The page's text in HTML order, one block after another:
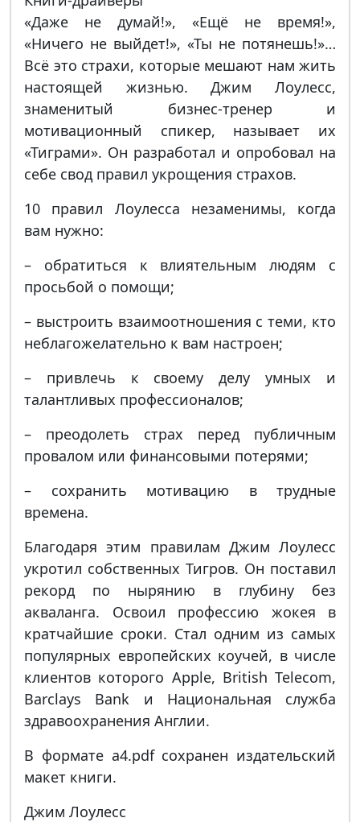
«Даже не думай!», «Ещё не время!»,
«Ничего не выйдет!», «Ты не потянешь!»…
Всё это страхи, которые мешают нам жить
настоящей жизнью. Джим Лоулесс,
знаменитый бизнес-тренер и
мотивационный спикер, называет их
«Тиграми». Он разработал и опробовал на
себе свод правил укрощения страхов.
10 правил Лоулесса незаменимы, когда
вам нужно:
– обратиться к влиятельным людям с
просьбой о помощи;
– выстроить взаимоотношения с теми, кто
неблагожелательно к вам настроен;
– привлечь к своему делу умных и
талантливых профессионалов;
– преодолеть страх перед публичным
провалом или финансовыми потерями;
– сохранить мотивацию в трудные
времена.
Благодаря этим правилам Джим Лоулесс
укротил собственных Тигров. Он поставил
рекорд по нырянию в глубину без
акваланга. Освоил профессию жокея в
кратчайшие сроки. Стал одним из самых
популярных европейских коучей, в числе
клиентов которого Apple, British Telecom,
Barclays Bank и Национальная служба
здравоохранения Англии.
В формате a4.pdf сохранен издательский
макет книги.
Джим Лоулесс